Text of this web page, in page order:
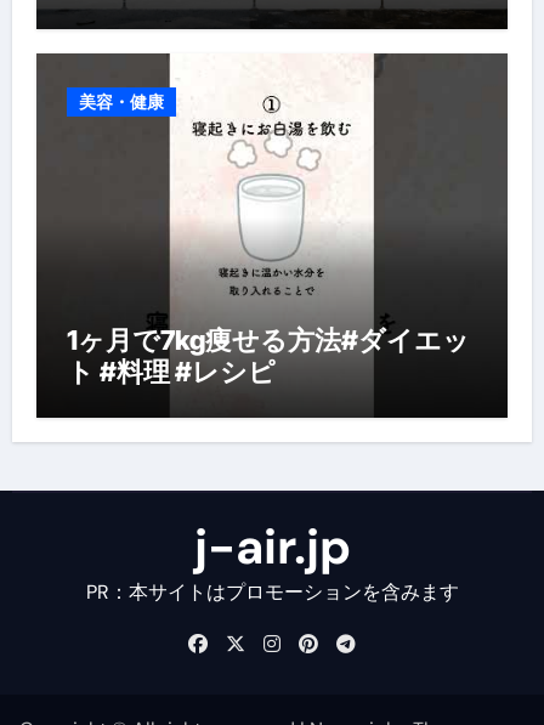
美容・健康
1ヶ月で7kg痩せる方法#ダイエッ
ト #料理 #レシピ
j-air.jp
PR：本サイトはプロモーションを含みます